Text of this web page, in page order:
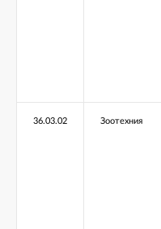
36.03.02 Зоотехния